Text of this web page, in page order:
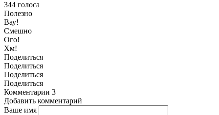
344 голоса
Полезно
Вау!
Смешно
Ого!
Хм!
Поделиться
Поделиться
Поделиться
Поделиться
Комментарии 3
Добавить комментарий
Ваше имя